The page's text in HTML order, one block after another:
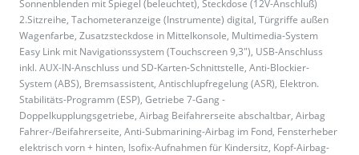
Sonnenblenden mit Spiegel (beleuchtet), Steckdose (12V-Anschluß)
2.Sitzreihe, Tachometeranzeige (Instrumente) digital, Türgriffe außen
Wagenfarbe, Zusatzsteckdose in Mittelkonsole, Multimedia-System
Easy Link mit Navigationssystem (Touchscreen 9,3"), USB-Anschluss
inkl. AUX-IN-Anschluss und SD-Karten-Schnittstelle, Anti-Blockier-
System (ABS), Bremsassistent, Antischlupfregelung (ASR), Elektron.
Stabilitäts-Programm (ESP), Getriebe 7-Gang -
Doppelkupplungsgetriebe, Airbag Beifahrerseite abschaltbar, Airbag
Fahrer-/Beifahrerseite, Anti-Submarining-Airbag im Fond, Fensterheber
elektrisch vorn + hinten, Isofix-Aufnahmen für Kindersitz, Kopf-Airbag-